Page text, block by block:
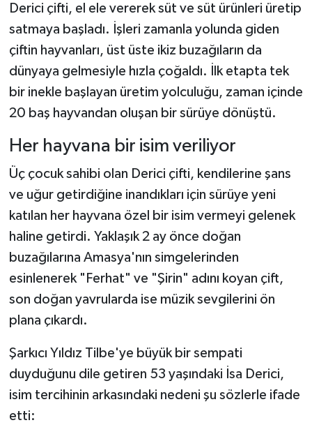
Derici çifti, el ele vererek süt ve süt ürünleri üretip
satmaya başladı. İşleri zamanla yolunda giden
çiftin hayvanları, üst üste ikiz buzağıların da
dünyaya gelmesiyle hızla çoğaldı. İlk etapta tek
bir inekle başlayan üretim yolculuğu, zaman içinde
20 baş hayvandan oluşan bir sürüye dönüştü.
Her hayvana bir isim veriliyor
Üç çocuk sahibi olan Derici çifti, kendilerine şans
ve uğur getirdiğine inandıkları için sürüye yeni
katılan her hayvana özel bir isim vermeyi gelenek
haline getirdi. Yaklaşık 2 ay önce doğan
buzağılarına Amasya'nın simgelerinden
esinlenerek "Ferhat" ve "Şirin" adını koyan çift,
son doğan yavrularda ise müzik sevgilerini ön
plana çıkardı.
Şarkıcı Yıldız Tilbe'ye büyük bir sempati
duyduğunu dile getiren 53 yaşındaki İsa Derici,
isim tercihinin arkasındaki nedeni şu sözlerle ifade
etti: